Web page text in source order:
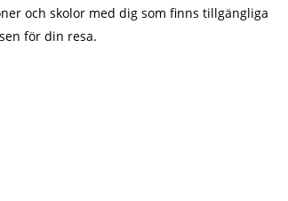
och skolor med dig som finns tillgängliga
för din resa.